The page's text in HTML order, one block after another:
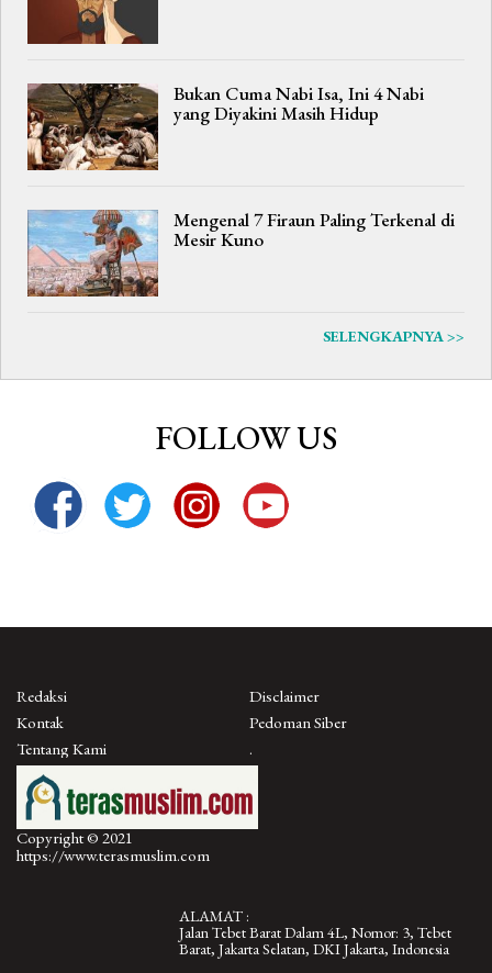
Bukan Cuma Nabi Isa, Ini 4 Nabi
yang Diyakini Masih Hidup
Mengenal 7 Firaun Paling Terkenal di
Mesir Kuno
SELENGKAPNYA >>
FOLLOW US
Redaksi
Kontak
Tentang Kami
Disclaimer
Pedoman Siber
.
Copyright © 2021
https://www.terasmuslim.com
ALAMAT :
Jalan Tebet Barat Dalam 4L, Nomor: 3, Tebet
Barat, Jakarta Selatan, DKI Jakarta, Indonesia